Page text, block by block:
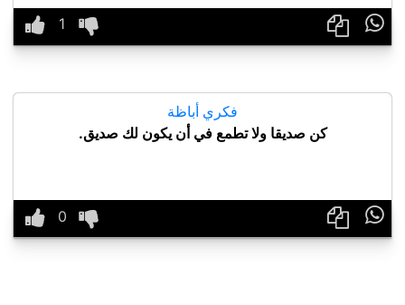

فكري أباظة
كن صديقا ولا تطمع في أن يكون لك صديق.
